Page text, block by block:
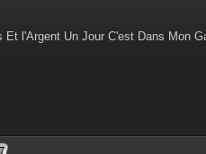
Et l'Argent Un Jour C'est Dans Mon